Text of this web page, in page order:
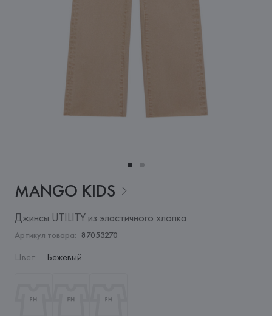
MANGO KIDS
Джинсы UTILITY из эластичного хлопка
Артикул товара: 87053270
Цвет: Бежевый